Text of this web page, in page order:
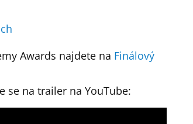
Awards najdete na Finálový
se na trailer na YouTube: